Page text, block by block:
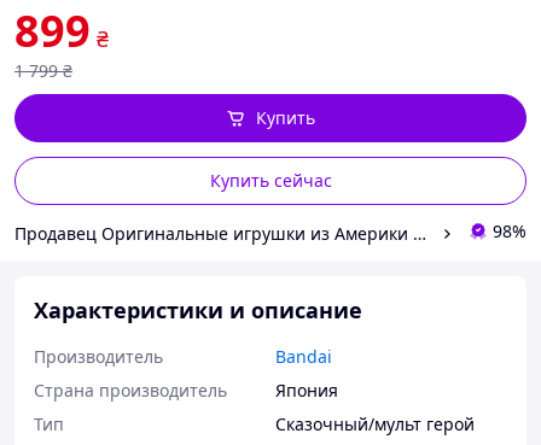
899 ₴
1 799 ₴
Купить сейчас
Купить
Продавец Оригинальные игрушки из Америки и Японии 98%
Характеристики и описание
Производитель
Bandai
Страна производитель
Япония
Тип
Сказочный/мульт герой